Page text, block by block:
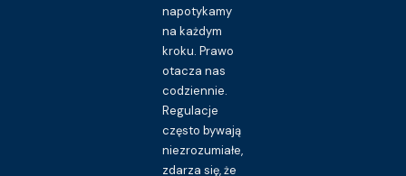
napotykamy
na każdym
kroku. Prawo
otacza nas
codziennie.
Regulacje
często bywają
niezrozumiałe,
zdarza się, że